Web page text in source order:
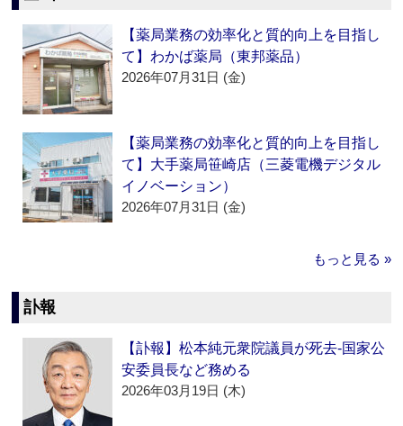
【薬局業務の効率化と質的向上を目指し
て】わかば薬局（東邦薬品）
2026年07月31日 (金)
【薬局業務の効率化と質的向上を目指し
て】大手薬局笹崎店（三菱電機デジタル
イノベーション）
2026年07月31日 (金)
もっと見る »
訃報
【訃報】松本純元衆院議員が死去‐国家公
安委員長など務める
2026年03月19日 (木)